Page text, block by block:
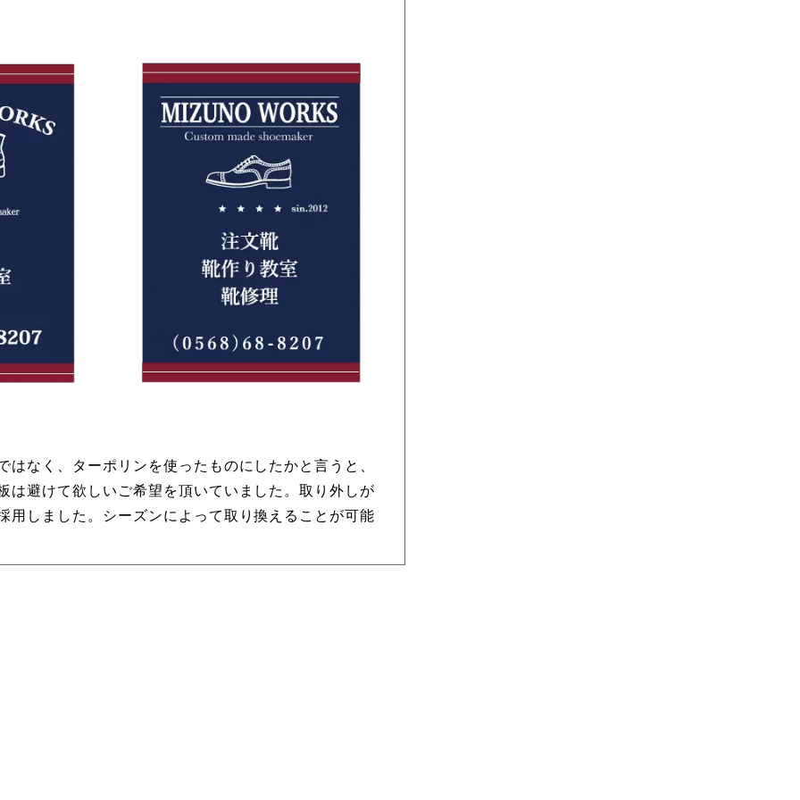
はなく、ターポリンを使ったものにしたかと言うと、
は避けて欲しいご希望を頂いていました。取り外しが
用しました。シーズンによって取り換えることが可能